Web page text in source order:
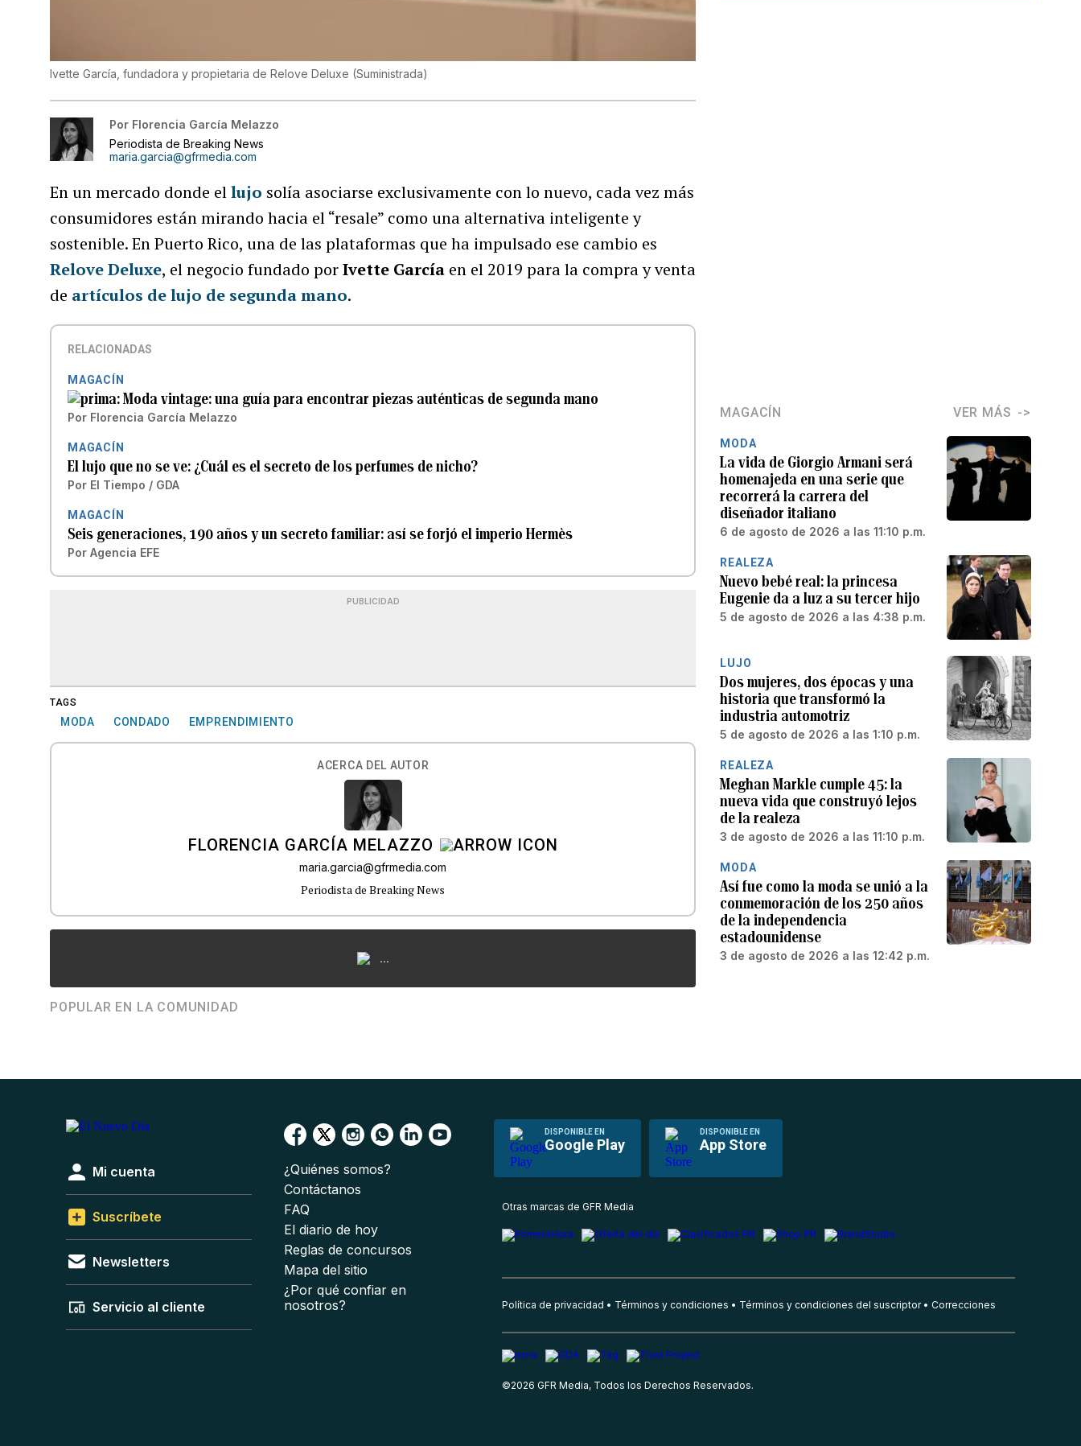
Ivette García, fundadora y propietaria de Relove Deluxe (Suministrada)
Por Florencia García Melazzo
Periodista de Breaking News
maria.garcia@gfrmedia.com
En un mercado donde ellujo solía asociarse exclusivamente con lo nuevo, cada vez más
consumidores están mirando hacia el “resale” como una alternativa inteligente y
sostenible. En Puerto Rico, una de las plataformas que ha impulsado ese cambio es
Relove Deluxe, el negocio fundado porIvette García en el 2019 para la compra y venta
de artículos de lujo de segunda mano.
RELACIONADAS
MAGACÍN
Moda vintage: una guía para encontrar piezas auténticas de segunda mano
Por Florencia García Melazzo
MAGACÍN
El lujo que no se ve: ¿Cuál es el secreto de los perfumes de nicho?
Por El Tiempo / GDA
MAGACÍN
Seis generaciones, 190 años y un secreto familiar: así se forjó el imperio Hermès
Por Agencia EFE
PUBLICIDAD
TAGS
MODA CONDADO EMPRENDIMIENTO
ACERCA DEL AUTOR
FLORENCIA GARCÍA MELAZZO
maria.garcia@gfrmedia.com
Periodista de Breaking News
...
POPULAR EN LA COMUNIDAD
MAGACÍN VER MÁS
MODA
La vida de Giorgio Armani será
homenajeda en una serie que
recorrerá la carrera del
diseñador italiano
6 de agosto de 2026 a las 11:10 p.m.
REALEZA
Nuevo bebé real: la princesa
Eugenie da a luz a su tercer hijo
5 de agosto de 2026 a las 4:38 p.m.
LUJO
Dos mujeres, dos épocas y una
historia que transformó la
industria automotriz
5 de agosto de 2026 a las 1:10 p.m.
REALEZA
Meghan Markle cumple 45: la
nueva vida que construyó lejos
de la realeza
3 de agosto de 2026 a las 11:10 p.m.
MODA
Así fue como la moda se unió a la
conmemoración de los 250 años
de la independencia
estadounidense
3 de agosto de 2026 a las 12:42 p.m.
DISPONIBLE EN
Google Play
DISPONIBLE EN
App Store
Mi cuenta
Suscríbete
Newsletters
Servicio al cliente
¿Quiénes somos?
Contáctanos
FAQ
El diario de hoy
Reglas de concursos
Mapa del sitio
¿Por qué confiar en
nosotros?
Otras marcas de GFR Media
Política de privacidad Términos y condiciones Términos y condiciones del suscriptor Correcciones
©2026 GFR Media, Todos los Derechos Reservados.